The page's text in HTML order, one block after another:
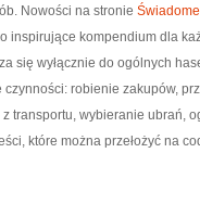
Nowości na stronie
inspirujące kompendium dla
się wyłącznie do ogólnych
robienie zakupów,
transportu, wybieranie ubrań,
które można przełożyć na